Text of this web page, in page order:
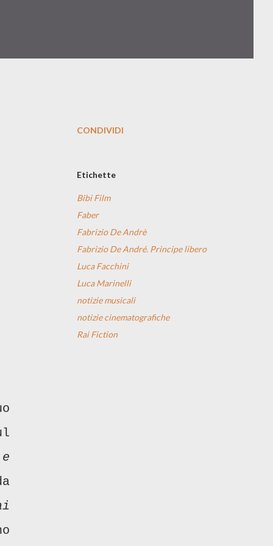
CONDIVIDI
Etichette
Bibi Film
Faber
Fabrizio De Andrè
Fabrizio De André. Principe libero
Luca Facchini
Luca Marinelli
notizie musicali
notizie cinematografiche
Rai Fiction